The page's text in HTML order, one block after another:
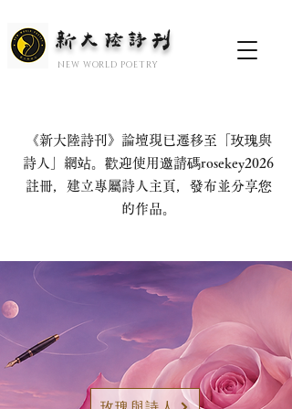
新大陆诗刊
​NEW WORLD POETRY
《新大陸詩刊》論壇現已遷移至「玫瑰與
詩人」網站。歡迎使用邀請碼rosekey2026
註冊，建立專屬詩人主頁，發布並分享您
的作品。